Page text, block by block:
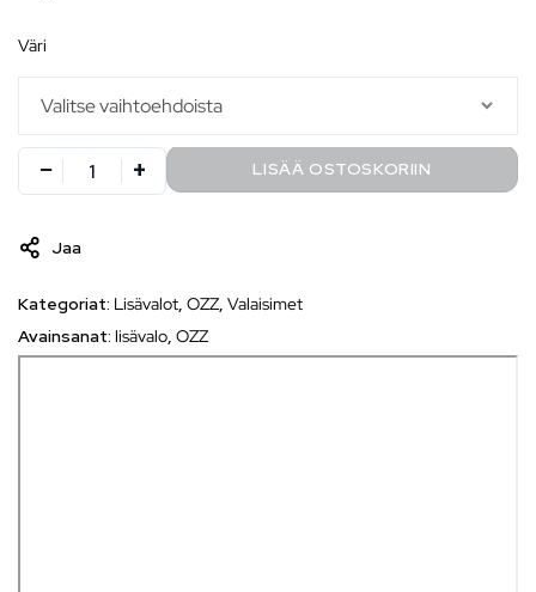
väri
LISÄÄ OSTOSKORIIN
Jaa
Kategoriat: Lisävalot, OZZ, Valaisimet
Avainsanat: lisävalo, OZZ